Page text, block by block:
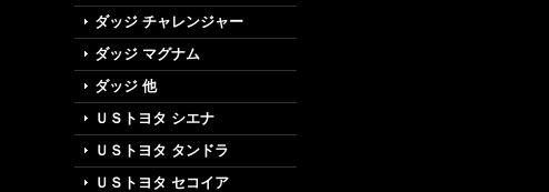
ダッジ チャレンジャー
ダッジ マグナム
ダッジ 他
ＵＳトヨタ シエナ
ＵＳトヨタ タンドラ
ＵＳトヨタ セコイア